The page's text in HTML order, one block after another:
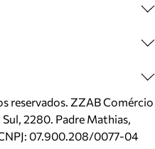
reservados. ZZAB Comércio
2280. Padre Mathias,
07.900.208/0077-04